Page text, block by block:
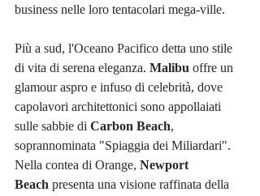
business nelle loro tentacolari mega-ville.
Più a sud, l'Oceano Pacifico detta uno stile
di vita di serena eleganza. Malibu offre un
glamour aspro e infuso di celebrità, dove
capolavori architettonici sono appollaiati
sulle sabbie di Carbon Beach,
soprannominata "Spiaggia dei Miliardari".
Nella contea di Orange, Newport
Beach presenta una visione raffinata della